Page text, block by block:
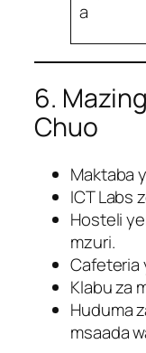
a
6.
Chuo
Maktaba
ICT Labs
Hosteli
mzuri.
Cafeteria
Klabu za
Huduma
msaada